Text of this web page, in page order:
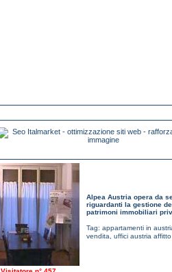
Alpea Austria opera da
riguardanti la gestione
patrimoni immobiliari
Tag: appartamenti in
vendita
uffici austria